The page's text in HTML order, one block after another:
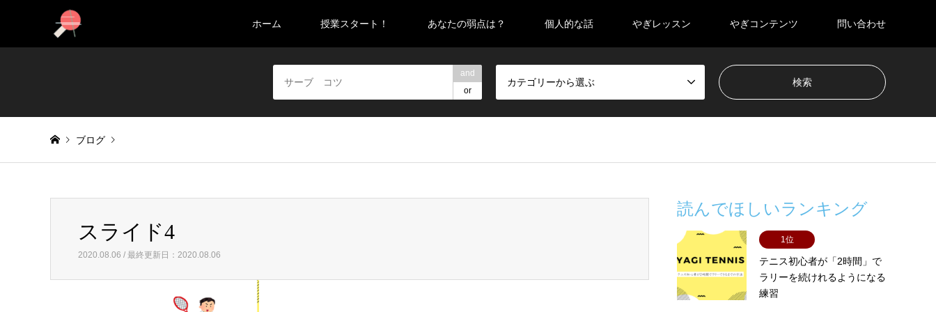
ホーム 授業スタート！ あなたの弱点は？ 個人的な話 やぎレッスン やぎコンテンツ 問い合わせ
and
or
カテゴリーから選ぶ
ブログ
スライド4スライド4
2020.08.06 / 最終更新日：2020.08.06
読んでほしいランキング
1位
テニス初心者が「2時間」で
ラリーを続けれるようになる
練習